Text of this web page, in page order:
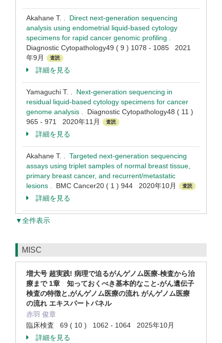
Akahane T. . Direct next-generation sequencing
analysis using endometrial liquid-based cytology
specimens for rapid cancer genomic profiling .
Diagnostic Cytopathology49 ( 9 ) 1078 - 1085 2021
年9月
査読
詳細を見る
Yamaguchi T. . Next-generation sequencing in
residual liquid-based cytology specimens for cancer
genome analysis . Diagnostic Cytopathology48 ( 11 )
965 - 971 2020年11月
査読
詳細を見る
Akahane T. . Targeted next-generation sequencing
assays using triplet samples of normal breast tissue,
primary breast cancer, and recurrent/metastatic
lesions . BMC Cancer20 ( 1 ) 944 2020年10月 査読
詳細を見る
▼全件表示
MISC
増大号 超実践! 病理で迫るがんゲノム医療-検査から治
療まで 1章 知っておくべき基本的なこと-がん遺伝子
検査の特徴と,がんゲノム医療の流れ がんゲノム医療
の流れ エキスパートパネル
赤羽 俊章
臨床検査 69 ( 10 ) 1062 - 1064 2025年10月
詳細を見る